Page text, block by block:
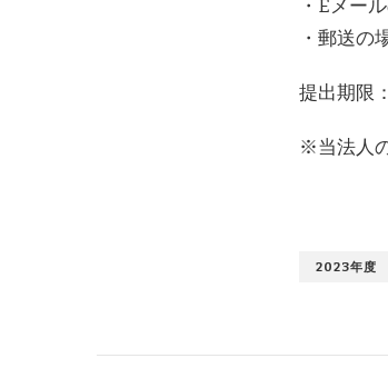
・Eメー
・郵送
提出期限：
※当法人
2023年度